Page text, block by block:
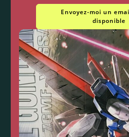
Envoyez-moi un
disponible